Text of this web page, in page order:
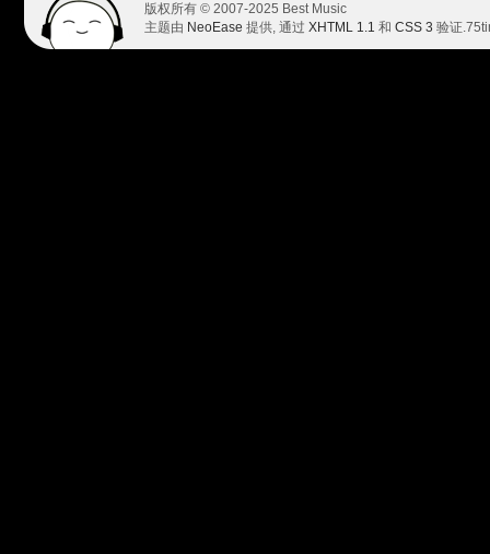
版权所有 © 2007-2025 Best Music
主题由 NeoEase 提供, 通过 XHTML 1.1 和 CSS 3 验证.